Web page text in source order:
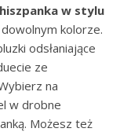
w stylu
kolorze.
odsłaniające
ze
na
w drobne
Możesz też